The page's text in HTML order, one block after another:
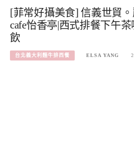
[菲常好攝美食] 信義世貿。
cafe怡香亭|西式排餐下午
飲
台北義大利麵牛排西餐 ELSA YANG